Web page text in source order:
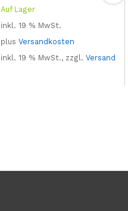
Auf Lager
inkl. 19 % MwSt.
plus Versandkosten
inkl. 19 % MwSt., zzgl. Versand